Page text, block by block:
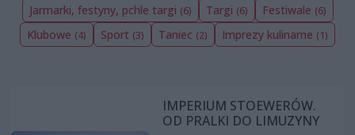
Jarmarki, festyny, pchle targi (6) Targi (6) Festiwale (6)
Klubowe (4) Sport (3) Taniec (2) Imprezy kulinarne (1)
IMPERIUM STOEWERÓW.
OD PRALKI DO LIMUZYNY